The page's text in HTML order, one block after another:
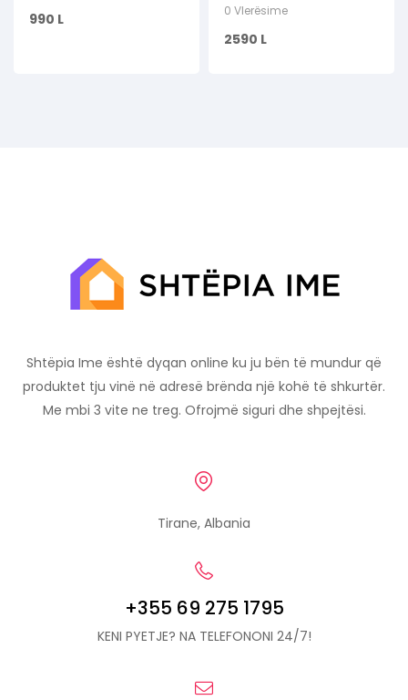
990 L 0 Vlerësime
2590 L
Shtëpia Ime është dyqan online ku ju bën të mundur që
produktet tju vinë në adresë brënda një kohë të shkurtër.
Me mbi 3 vite ne treg. Ofrojmë siguri dhe shpejtësi.
Tirane, Albania
+355 69 275 1795
KENI PYETJE? NA TELEFONONI 24/7!